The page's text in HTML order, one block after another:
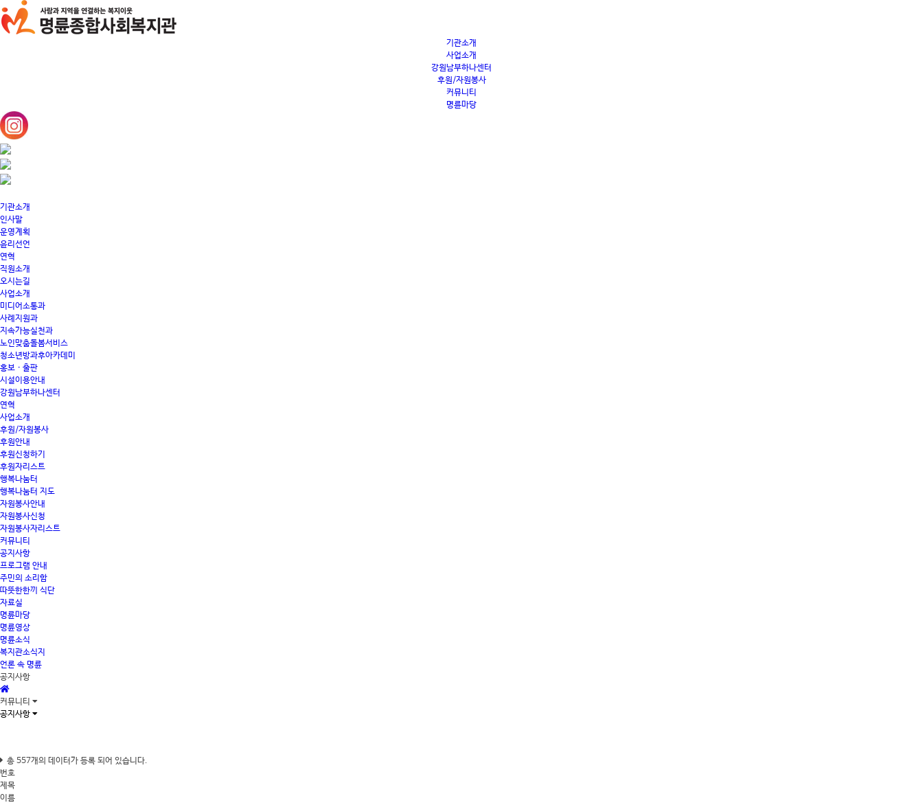
기관소개
사업소개
강원남부하나센터
후원/자원봉사
커뮤니티
명륜마당
기관소개
인사말
운영계획
윤리선언
연혁
직원소개
오시는길
사업소개
미디어소통과
사례지원과
지속가능실천과
노인맞춤돌봄서비스
청소년방과후아카데미
홍보 · 출판
시설이용안내
강원남부하나센터
연혁
사업소개
후원/자원봉사
후원안내
후원신청하기
후원자리스트
행복나눔터
행복나눔터 지도
자원봉사안내
자원봉사신청
자원봉사자리스트
커뮤니티
공지사항
프로그램 안내
주민의 소리함
따뜻한한끼 식단
자료실
명륜마당
명륜영상
명륜소식
복지관소식지
언론 속 명륜
공지사항
커뮤니티
공지사항
총 557개의 데이터가 등록 되어 있습니다.
번호
제목
이름